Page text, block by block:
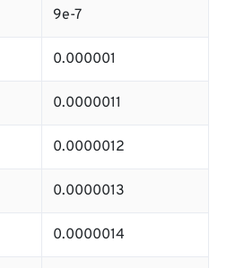
9e-7
0.000001
0.0000011
0.0000012
0.0000013
0.0000014